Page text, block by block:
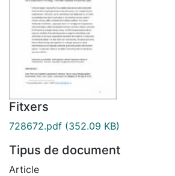
Fitxers
728672.pdf (352.09 KB)
Tipus de document
Article